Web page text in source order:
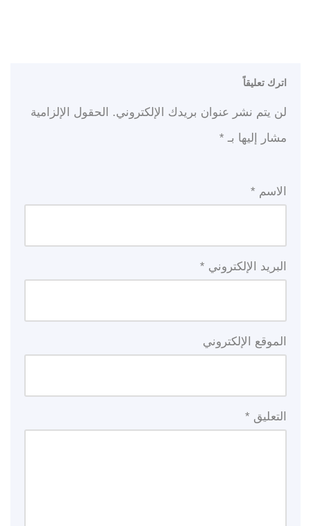
اترك تعليقاً
لن يتم نشر عنوان بريدك الإلكتروني.
الحقول الإلزامية
مشار إليها بـ *
الاسم *
البريد الإلكتروني *
الموقع الإلكتروني
التعليق *